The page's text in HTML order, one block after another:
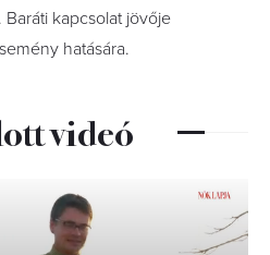
Baráti kapcsolat jövője
hatására.
videó